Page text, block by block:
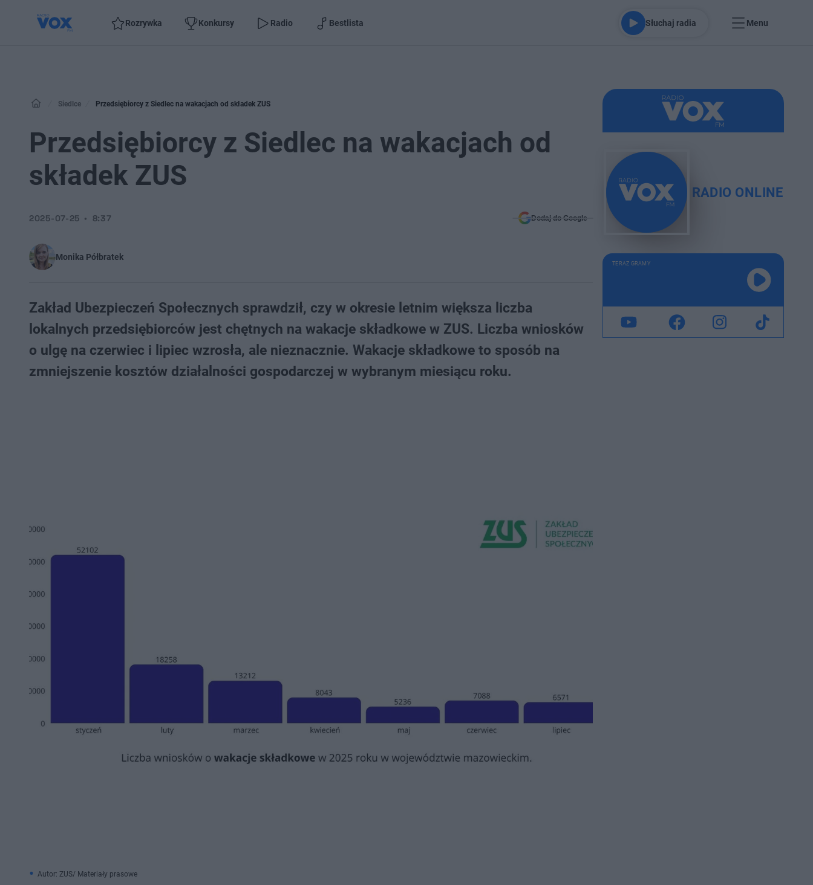
Rozrywka Konkursy Radio Bestlista Słuchaj radia Menu
Siedlce Przedsiębiorcy z Siedlec na wakacjach od składek ZUS
Przedsiębiorcy z Siedlec na wakacjach od
składek ZUS
Monika Półbratek
2025-07-25 8:37 Dodaj do Google
Zakład Ubezpieczeń Społecznych sprawdził, czy w okresie letnim większa liczba
lokalnych przedsiębiorców jest chętnych na wakacje składkowe w ZUS. Liczba wniosków
o ulgę na czerwiec i lipiec wzrosła, ale nieznacznie. Wakacje składkowe to sposób na
zmniejszenie kosztów działalności gospodarczej w wybranym miesiącu roku.
Autor: ZUS/ Materiały prasowe
RADIO ONLINE
TERAZ GRAMY